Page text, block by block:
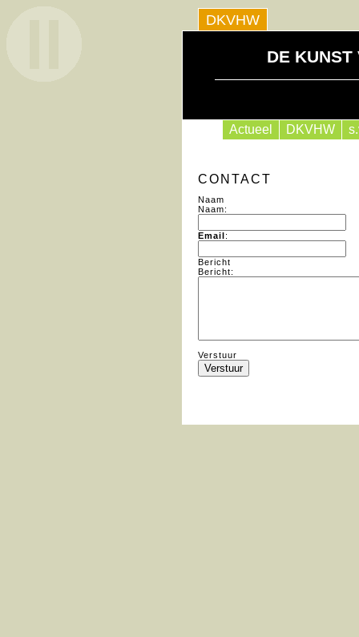
DKVHW
DE KUNST
Actueel DKVHW
CONTACT
Naam
Naam:
Email:
Bericht
Bericht:
Verstuur